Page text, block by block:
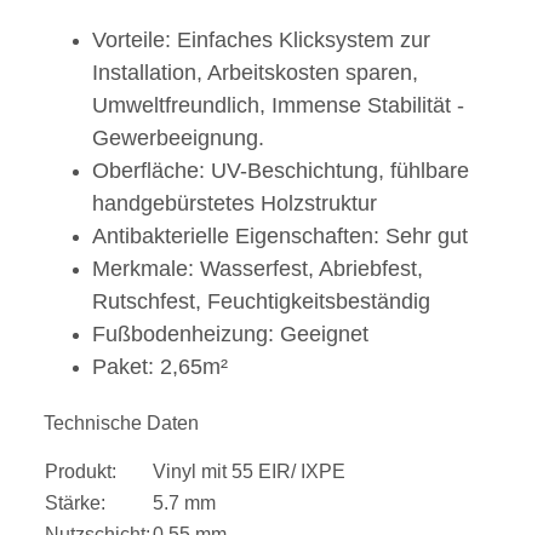
Vorteile: Einfaches Klicksystem zur
Installation, Arbeitskosten sparen,
Umweltfreundlich, Immense Stabilität -
Gewerbeeignung.
Oberfläche: UV-Beschichtung, fühlbare
handgebürstetes Holzstruktur
Antibakterielle Eigenschaften: Sehr gut
Merkmale: Wasserfest, Abriebfest,
Rutschfest, Feuchtigkeitsbeständig
Fußbodenheizung: Geeignet
Paket: 2,65m²
Technische Daten
Produkt:
Vinyl mit 55 EIR/ IXPE
Stärke:
5.7 mm